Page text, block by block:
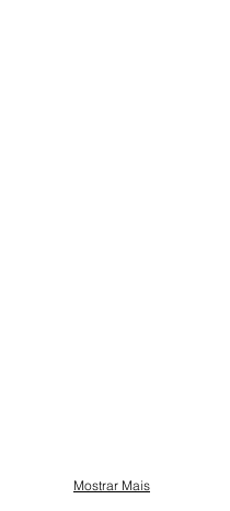
Mostrar Mais